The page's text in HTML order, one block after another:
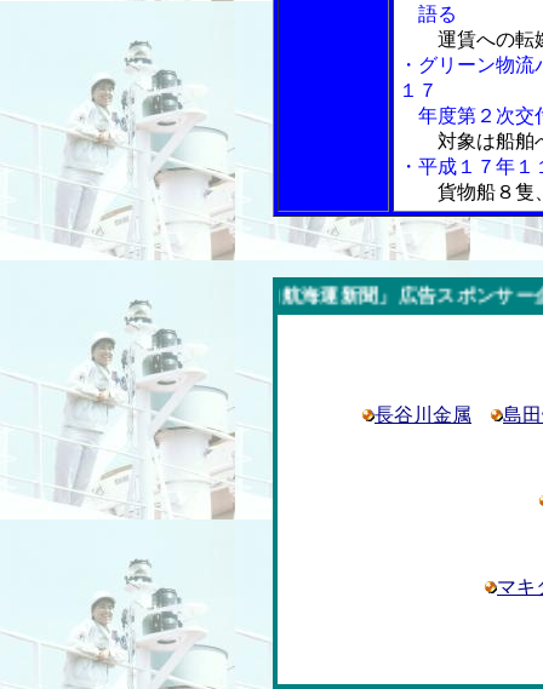
語る
運賃への転
・グリーン物
１７
年度第２次交
対象は船舶
・平成１７年
貨物船８隻
今週の「内航海運新聞」広告スポンサー企業
長谷川金属 島
マキ